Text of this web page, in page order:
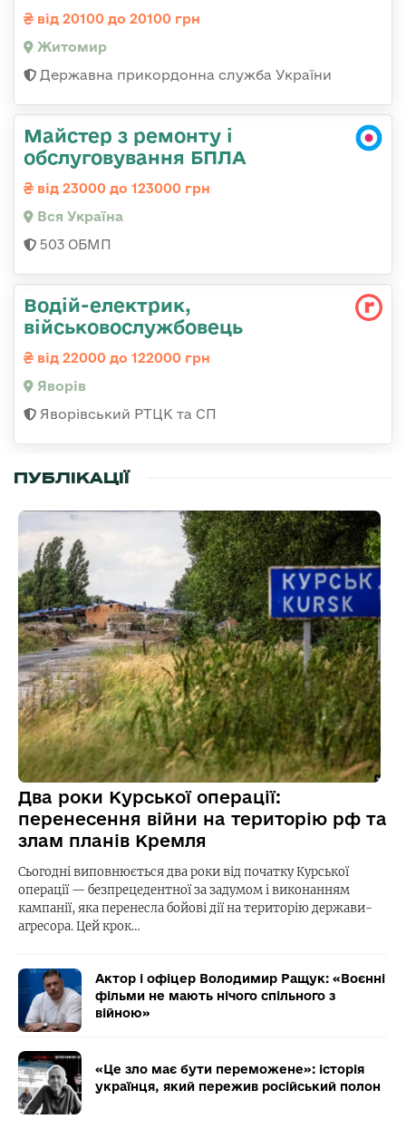
від 20100 до 20100 грн
Житомир
Державна прикордонна служба України
Майстер з ремонту і
обслуговування БПЛА
від 23000 до 123000 грн
Вся Україна
503 ОБМП
Водій-електрик,
військовослужбовець
від 22000 до 122000 грн
Яворів
Яворівський РТЦК та СП
ПУБЛІКАЦІЇ
Два роки Курської операції:
перенесення війни на територію рф та
злам планів Кремля
Сьогодні виповнюється два роки від початку Курської
операції — безпрецедентної за задумом і виконанням
кампанії, яка перенесла бойові дії на територію держави-
агресора. Цей крок…
Актор і офіцер Володимир Ращук: «Воєнні
фільми не мають нічого спільного з
війною»
«Це зло має бути переможене»: історія
українця, який пережив російський полон